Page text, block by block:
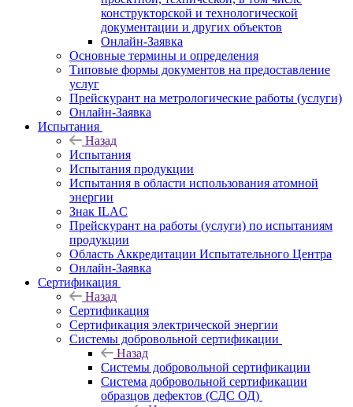
конструкторской и технологической
документации и других объектов
Онлайн-Заявка
Основные термины и определения
Типовые формы документов на предоставление
услуг
Прейскурант на метрологические работы (услуги)
Онлайн-Заявка
Испытания
Назад
Испытания
Испытания продукции
Испытания в области использования атомной
энергии
Знак ILAC
Прейскурант на работы (услуги) по испытаниям
продукции
Область Аккредитации Испытательного Центра
Онлайн-Заявка
Сертификация
Назад
Сертификация
Сертификация электрической энергии
Системы добровольной сертификации
Назад
Системы добровольной сертификации
Система добровольной сертификации
образцов дефектов (СДС ОД)